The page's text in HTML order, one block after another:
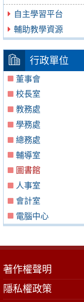
自主學習平台
輔助教學資源
行政單位
董事會
校長室
教務處
學務處
總務處
輔導室
圖書館
人事室
會計室
電腦中心
著作權聲明
隱私權政策